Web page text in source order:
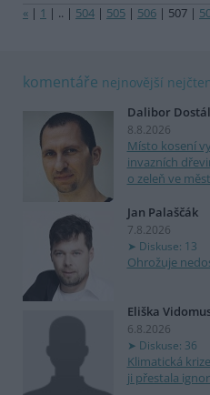
« | 1 | .. | 504 | 505 | 506 | 507 |
komentáře nejnovější
Dalibor Dostál
8.8.2026
Místo kosení
invazních
o zeleň ve
Jan Palaščák
7.8.2026
Diskuse: 13
Ohrožuje
Eliška
6.8.2026
Diskuse: 36
Klimatická
ji přestala